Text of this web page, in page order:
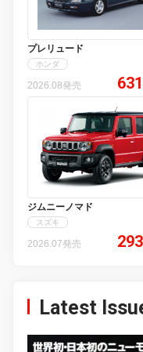
プレリュード
ホンダ
2026.08発売 631
ジムニーノマド
スズキ
2026.07発売 293
Latest